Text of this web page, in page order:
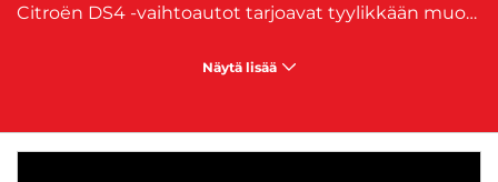
Citroën DS4 -vaihtoautot tarjoavat tyylikkään muotoilun, mukavuuden ja ajomukavuuden yhdistelmän, joka erottuu massasta. DS4 kuuluu Citroënin premium-luokan DS-mallistoon, jossa korostuu auton hienostunut ulkonäkö ja edistyksellinen teknologia. Tämä kompakti hatchback on suunniteltu kuljettajille, jotka arvostavat auton ainutlaatuista tyyliä, ylellisiä sisätiloja ja dynaamista ajokokemusta. Citroën DS4 -vaihtoautot tunnetaan niiden taloudellisista ja tehokkaista moottorivaihtoehdoista, kuten bensiini- ja dieselmoottoreista, jotka tarjoavat sujuvan ja mukavan ajokokemuksen niin kaupunkiajossa kuin moottoritielläkin. DS4:n ajotuntuma on yhdistelmä tarkkaa ohjattavuutta ja erinomaista ajovakautta, joka tekee siitä miellyttävän ajettavan erilaisissa ajo-olosuhteissa.
Näytä lisää